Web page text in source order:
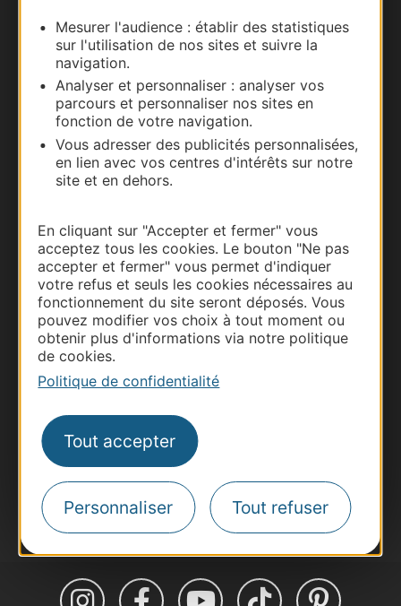
Mesurer l'audience : établir des statistiques
sur l'utilisation de nos sites et suivre la
navigation.
Analyser et personnaliser : analyser vos
parcours et personnaliser nos sites en
fonction de votre navigation.
Vous adresser des publicités personnalisées,
en lien avec vos centres d'intérêts sur notre
site et en dehors.
En cliquant sur "Accepter et fermer" vous
acceptez tous les cookies. Le bouton "Ne pas
accepter et fermer" vous permet d'indiquer
votre refus et seuls les cookies nécessaires au
fonctionnement du site seront déposés. Vous
pouvez modifier vos choix à tout moment ou
obtenir plus d'informations via notre politique
de cookies.
Politique de confidentialité
Tout accepter
Personnaliser Tout refuser
Carte interactive
Documentation
Thermalisme
Business/Mice
Pros d'Occitanie
Site presse et d'influence
Voyagistes
Destination Sport
Inscrivez-vous à la lettre d'information
Destination Occitanie pour recevoir des
Je m'abonne